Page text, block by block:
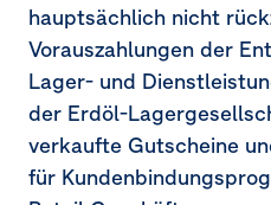
hauptsächlich nicht
Vorauszahlungen der
Lager- und
der Erdöl-
verkaufte Gutscheine
für